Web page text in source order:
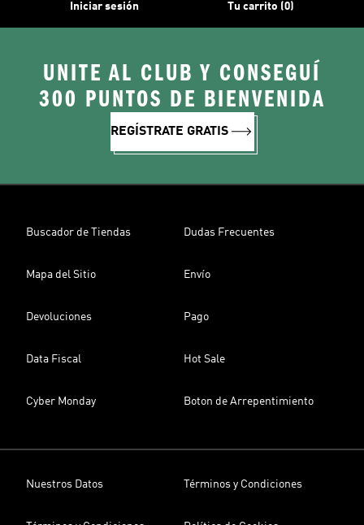
Iniciar sesión Tu carrito (0)
UNITE AL CLUB Y CONSEGUÍ
300 PUNTOS DE BIENVENIDA
REGÍSTRATE GRATIS
Buscador de Tiendas Dudas Frecuentes
Mapa del Sitio Envío
Devoluciones Pago
Data Fiscal Hot Sale
Cyber Monday Boton de Arrepentimiento
Nuestros Datos Términos y Condiciones